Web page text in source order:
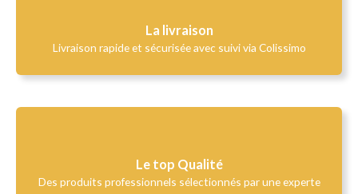
La livraison
Livraison rapide et sécurisée avec suivi via Colissimo
Le top Qualité​
Des produits professionnels sélectionnés par une experte